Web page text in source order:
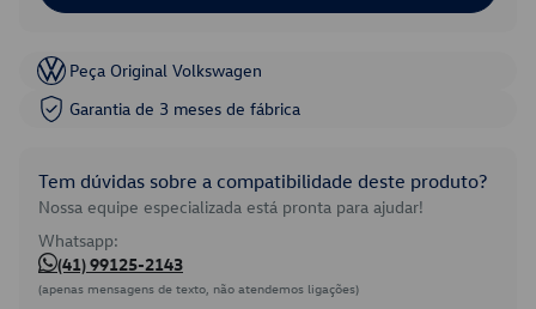
Peça Original Volkswagen
Garantia de 3 meses de fábrica
Tem dúvidas sobre a compatibilidade deste produto?
Nossa equipe especializada está pronta para ajudar!
Whatsapp:
(41) 99125-2143
(apenas mensagens de texto, não atendemos ligações)